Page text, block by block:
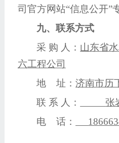
司官方网站“信息公开”
九、联系方式
采 购 人： 山东省
六工程公司
地
址：济南市历
联 系 人：
张
电
话：